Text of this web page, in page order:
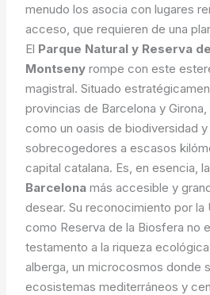
menudo los asocia con lugares
acceso, que requieren de una
El Parque Natural y Reserva
Montseny rompe con este
magistral. Situado
provincias de Barcelona y
como un oasis de biodiversidad y
sobrecogedores a escasos
capital catalana. Es, en esencia, la
Barcelona más accesible y
desear. Su reconocimiento por la
como Reserva de la Biosfera no
testamento a la riqueza
alberga, un microcosmos donde
ecosistemas mediterráneos y